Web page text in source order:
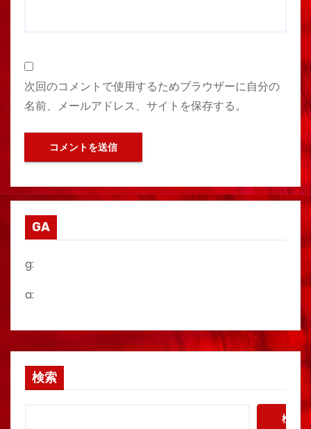
次回のコメントで使用するためブラウザーに自分の
名前、メールアドレス、サイトを保存する。
GA
g:
a:
検索
検